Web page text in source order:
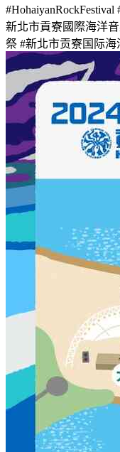
新北市貢寮國際海洋
祭 #新北市贡寮国际海